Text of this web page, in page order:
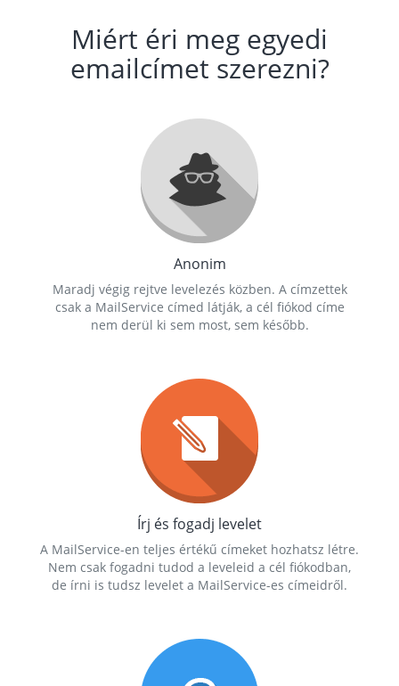
Miért éri meg egyedi
emailcímet szerezni?
Anonim
Maradj végig rejtve levelezés közben. A címzettek
csak a MailService címed látják, a cél fiókod címe
nem derül ki sem most, sem később.
Írj és fogadj levelet
A MailService-en teljes értékű címeket hozhatsz létre.
Nem csak fogadni tudod a leveleid a cél fiókodban,
de írni is tudsz levelet a MailService-es címeidről.